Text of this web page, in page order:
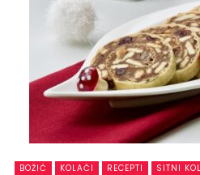
BOŽIĆ KOLAČI RECEPTI SITNI